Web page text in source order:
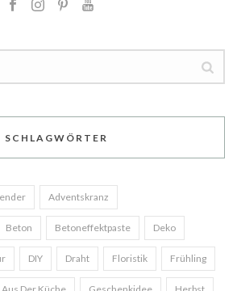
SCHLAGWÖRTER
Adventskranz
Beton Betoneffektpaste Deko
DIY Draht Floristik Frühling